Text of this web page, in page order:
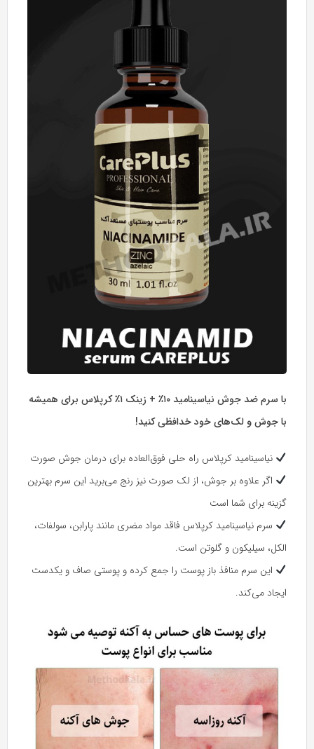
با سرم ضد جوش نیاسینامید ۱۰٪ + زینک ۱٪ کرپلاس برای همیشه
با جوش و لک‌های خود خدافظی کنید!
نیاسینامید کرپلاس راه‌ حلی فوق‌العاده برای درمان جوش صورت
اگر علاوه بر جوش، از لک صورت نیز رنج می‌برید این سرم بهترین
گزینه برای شما است
سرم نیاسینامید کرپلاس فاقد مواد مضری مانند پارابن، سولفات،
الکل، سیلیکون و گلوتن است.
این سرم منافذ باز پوست را جمع کرده و پوستی صاف و یکدست
ایجاد می‌کند.